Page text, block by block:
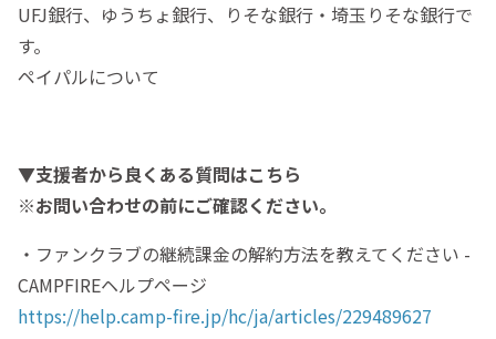
UFJ銀行、ゆうちょ銀行、りそな銀行・埼玉りそな銀行で
す。
ペイパルについて
▼支援者から良くある質問はこちら
※お問い合わせの前にご確認ください。
・ファンクラブの継続課金の解約方法を教えてください -
CAMPFIREヘルプページ
https://help.camp-fire.jp/hc/ja/articles/229489627